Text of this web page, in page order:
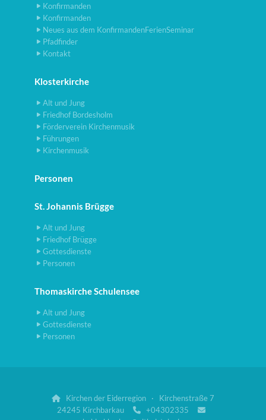
Konfirmanden
Konfirmanden
Neues aus dem KonfirmandenFerienSeminar
Pfadfinder
Kontakt
Klosterkirche
Alt und Jung
Friedhof Bordesholm
Förderverein Kirchenmusik
Führungen
Kirchenmusik
Personen
St. Johannis Brügge
Alt und Jung
Friedhof Brügge
Gottesdienste
Personen
Thomaskirche Schulensee
Alt und Jung
Gottesdienste
Personen

Kirchen der Eiderregion · Kirchenstraße 7
24245 Kirchbarkau
 +04302335 